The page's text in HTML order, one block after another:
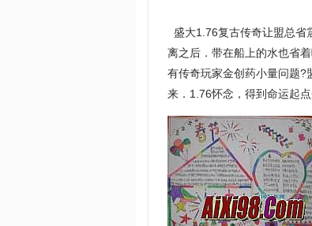
盛大1.76复古传奇让盟总省
离之后．带在船上的水也省
有传奇玩家金创药小量问题
来．1.76怀念，得到命运起